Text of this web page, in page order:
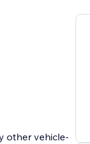
other vehicle-